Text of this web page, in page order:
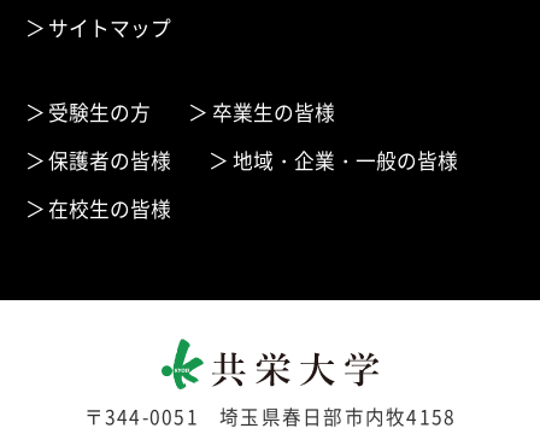
サイトマップ
受験生の方
卒業生の皆様
保護者の皆様
地域・企業・一般の皆様
在校生の皆様
〒344-0051 埼玉県春日部市内牧4158